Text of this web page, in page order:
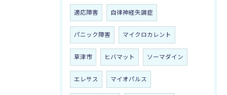
適応障害 自律神経失調症
パニック障害 マイクロカレント
草津市 ヒバマット ソーマダイン
エレサス マイオパルス